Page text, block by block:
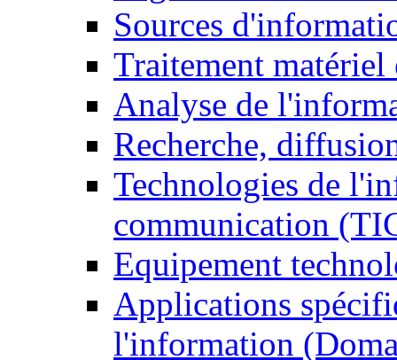
Sources
Traitement matériel
Analyse de
Recherche,
Technologies de
communication
Equipement
Applications
l'information